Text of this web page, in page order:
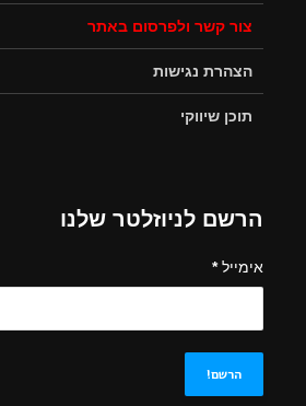
צור קשר ולפרסום באתר
הצהרת נגישות
תוכן שיווקי
הרשם לניוזלטר שלנו
אימייל*